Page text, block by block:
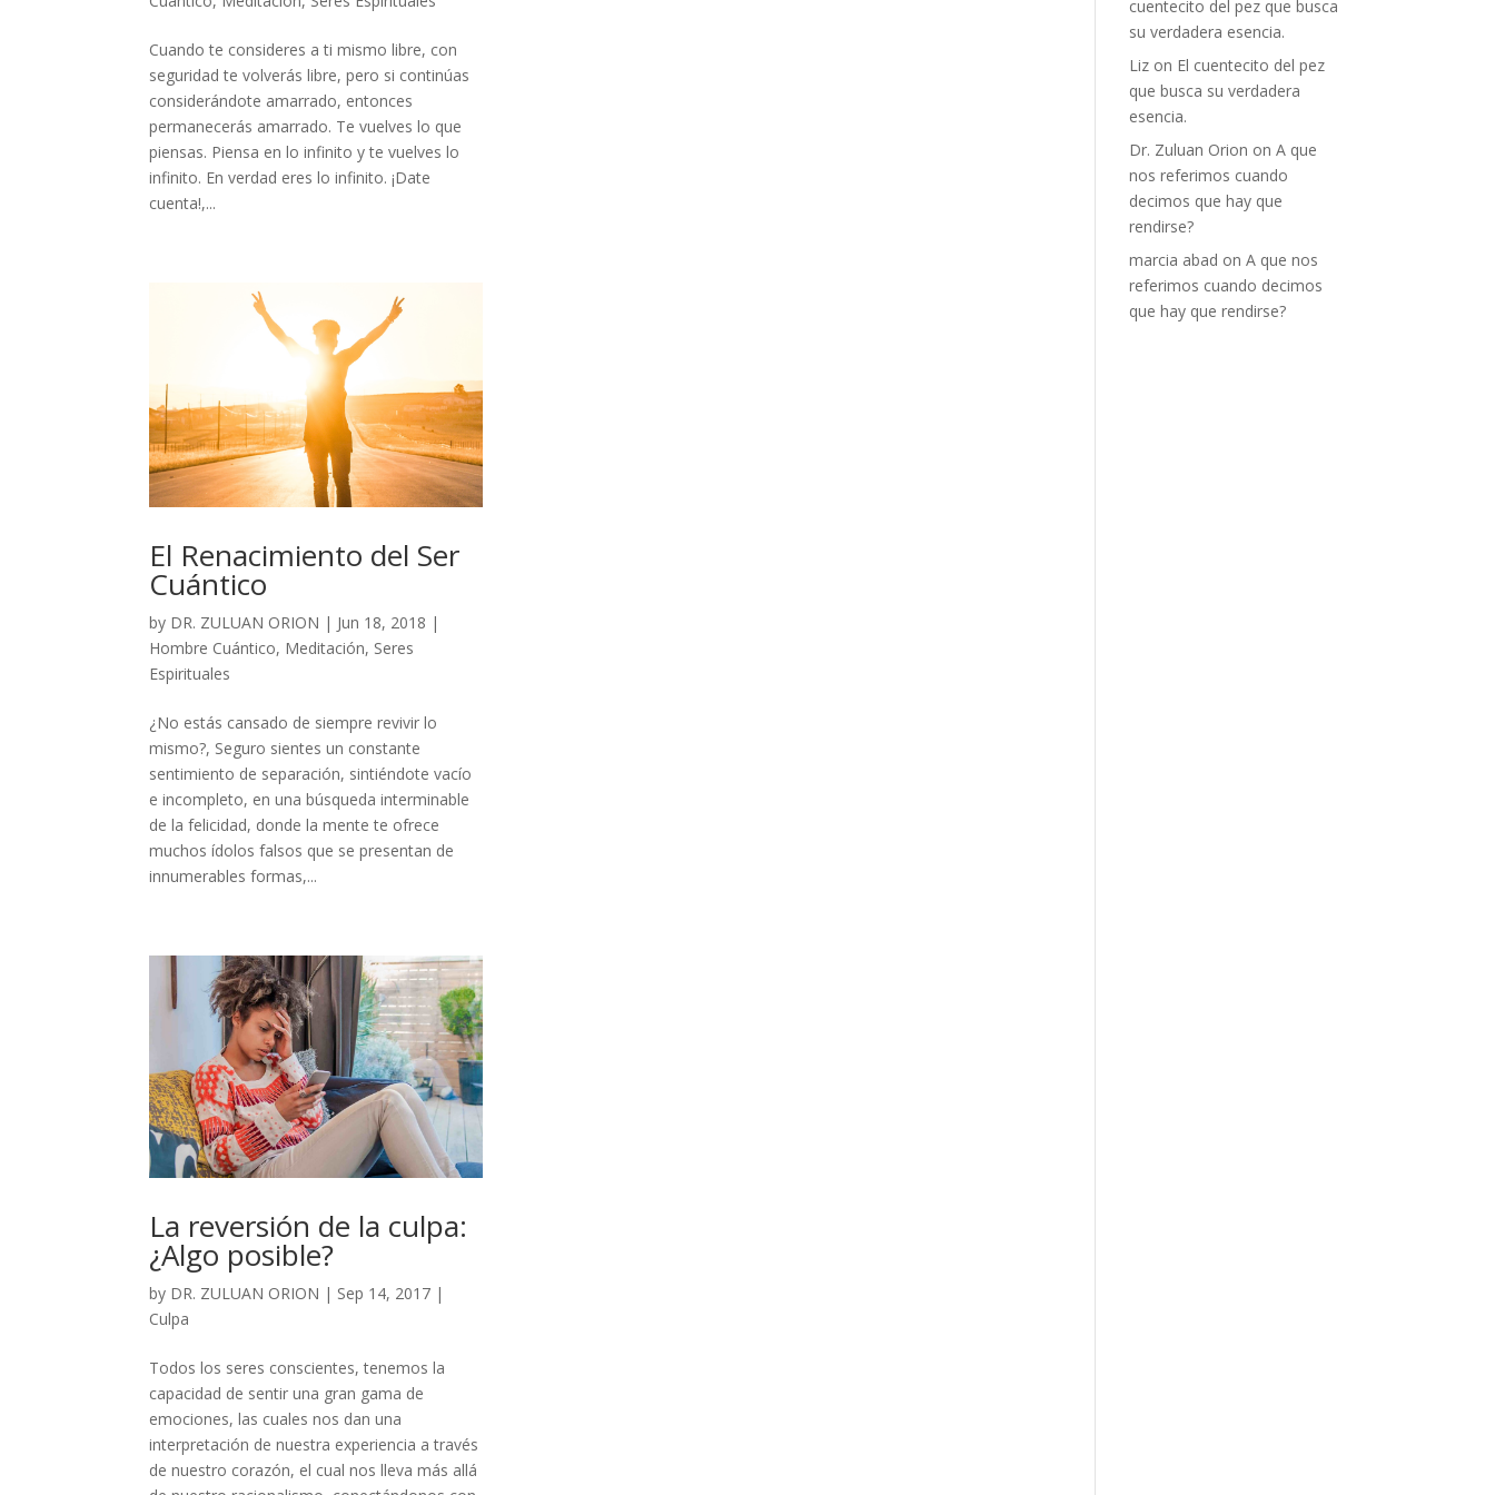
Cuando te consideres a ti mismo libre, con
seguridad te volverás libre, pero si continúas
considerándote amarrado, entonces
permanecerás amarrado. Te vuelves lo que
piensas. Piensa en lo infinito y te vuelves lo
infinito. En verdad eres lo infinito. ¡Date
cuenta!,...
El Renacimiento del Ser
Cuántico
by DR. ZULUAN ORION | Jun 18, 2018 |
Hombre Cuántico, Meditación, Seres
Espirituales
¿No estás cansado de siempre revivir lo
mismo?, Seguro sientes un constante
sentimiento de separación, sintiéndote vacío
e incompleto, en una búsqueda interminable
de la felicidad, donde la mente te ofrece
muchos ídolos falsos que se presentan de
innumerables formas,...
La reversión de la culpa:
¿Algo posible?
by DR. ZULUAN ORION | Sep 14, 2017 |
Culpa
Todos los seres conscientes, tenemos la
capacidad de sentir una gran gama de
emociones, las cuales nos dan una
interpretación de nuestra experiencia a través
de nuestro corazón, el cual nos lleva más allá
cuentecito del pez que busca
su verdadera esencia.
Liz on El cuentecito del pez
que busca su verdadera
esencia.
Dr. Zuluan Orion onA que
nos referimos cuando
decimos que hay que
rendirse?
marcia abad onA que nos
referimos cuando decimos
que hay que rendirse?